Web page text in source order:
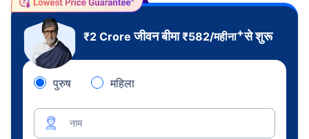
₹2 Croreजीवन बीमा₹582/महीना+से शुरू
पुरुष महिला
नाम